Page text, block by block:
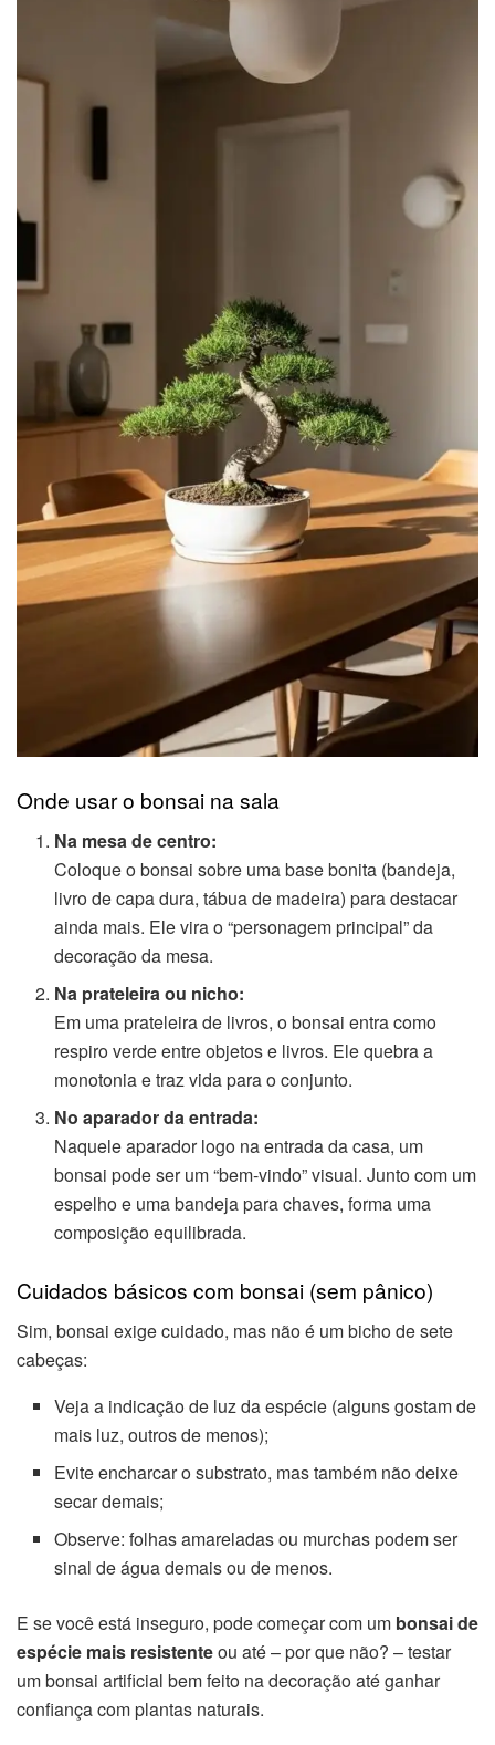
Onde usar o bonsai na sala
Na mesa de centro:
Coloque o bonsai sobre uma base bonita (bandeja,
livro de capa dura, tábua de madeira) para destacar
ainda mais. Ele vira o “personagem principal” da
decoração da mesa.
Na prateleira ou nicho:
Em uma prateleira de livros, o bonsai entra como
respiro verde entre objetos e livros. Ele quebra a
monotonia e traz vida para o conjunto.
No aparador da entrada:
Naquele aparador logo na entrada da casa, um
bonsai pode ser um “bem-vindo” visual. Junto com um
espelho e uma bandeja para chaves, forma uma
composição equilibrada.
Cuidados básicos com bonsai (sem pânico)
Sim, bonsai exige cuidado, mas não é um bicho de sete
cabeças:
Veja a indicação de luz da espécie (alguns gostam de
mais luz, outros de menos);
Evite encharcar o substrato, mas também não deixe
secar demais;
Observe: folhas amareladas ou murchas podem ser
sinal de água demais ou de menos.
E se você está inseguro, pode começar com um bonsai de
espécie mais resistenteou até – por que não? – testar
um bonsai artificial bem feito na decoração até ganhar
confiança com plantas naturais.